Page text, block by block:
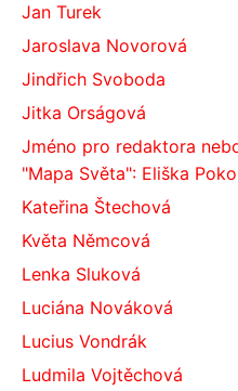
Jan Turek
Jaroslava Novorová
Jindřich Svoboda
Jitka Orságová
Jméno pro redaktora
"Mapa Světa": Eliška
Kateřina Štechová
Květa Němcová
Lenka Sluková
Luciána Nováková
Lucius Vondrák
Ludmila Vojtěchová